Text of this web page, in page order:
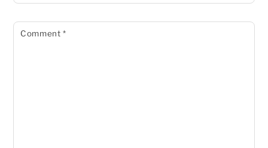
Comment *